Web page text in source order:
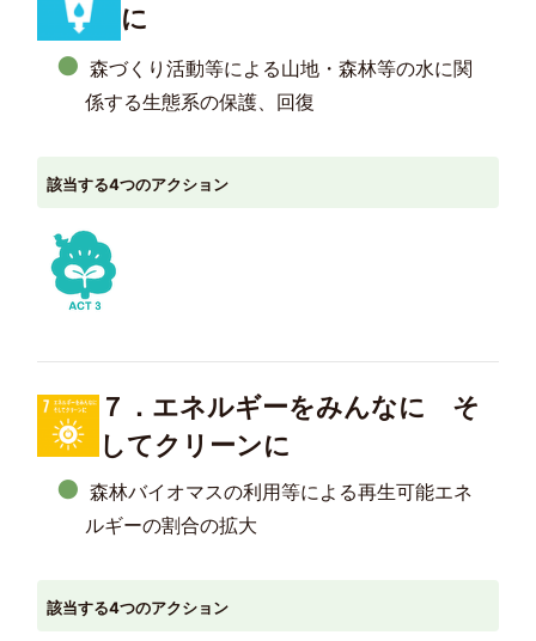
に
森づくり活動等による山地・森林等の水に関
係する生態系の保護、回復
該当する4つのアクション
７．エネルギーをみんなに そ
してクリーンに
森林バイオマスの利用等による再生可能エネ
ルギーの割合の拡大
該当する4つのアクション